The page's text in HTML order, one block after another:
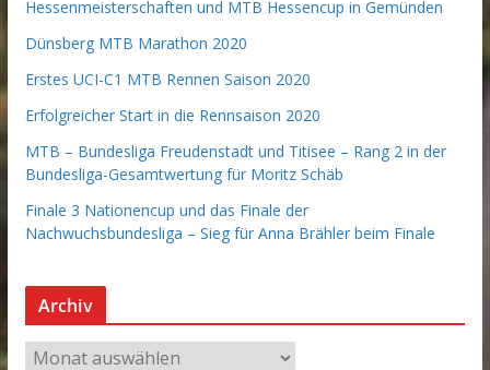
Hessenmeisterschaften und MTB Hessencup in Gemünden
Dünsberg MTB Marathon 2020
Erstes UCI-C1 MTB Rennen Saison 2020
Erfolgreicher Start in die Rennsaison 2020
MTB – Bundesliga Freudenstadt und Titisee – Rang 2 in der
Bundesliga-Gesamtwertung für Moritz Schäb
Finale 3 Nationencup und das Finale der
Nachwuchsbundesliga – Sieg für Anna Brähler beim Finale
Archiv